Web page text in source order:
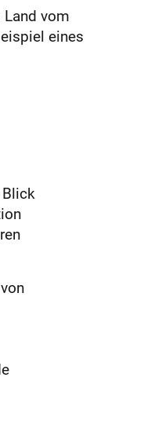
vom
eines